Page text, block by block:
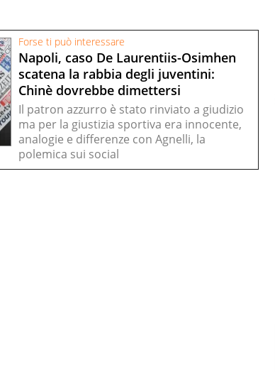
Forse ti può interessare
Napoli, caso De Laurentiis-Osimhen
scatena la rabbia degli juventini:
Chinè dovrebbe dimettersi
Il patron azzurro è stato rinviato a giudizio
ma per la giustizia sportiva era innocente,
analogie e differenze con Agnelli, la
polemica sui social